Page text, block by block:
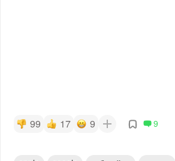
99 17 9 9